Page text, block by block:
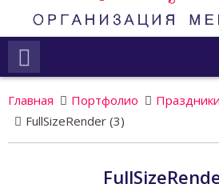
Главная Портфолио
FullSizeRender (3)